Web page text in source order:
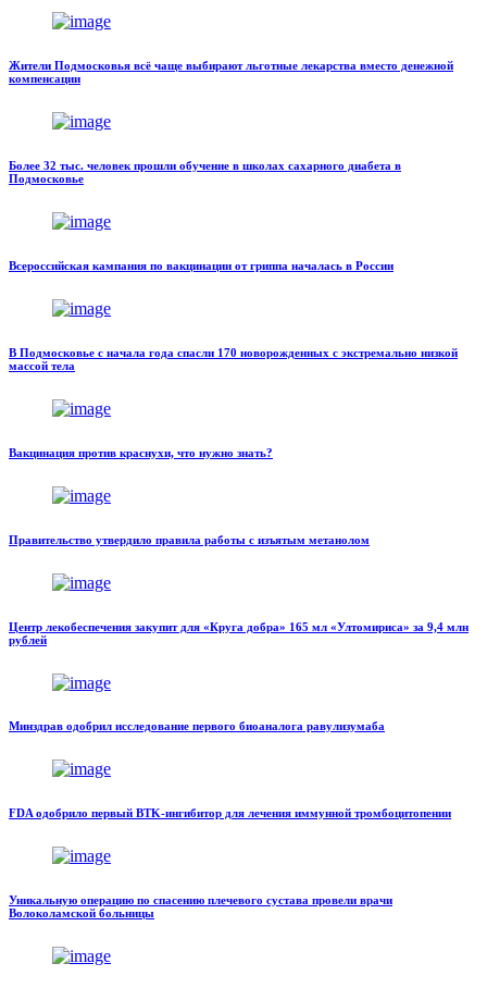
Жители Подмосковья всё чаще выбирают льготные лекарства вместо денежной
компенсации
Более 32 тыс. человек прошли обучение в школах сахарного диабета в
Подмосковье
Всероссийская кампания по вакцинации от гриппа началась в России
В Подмосковье с начала года спасли 170 новорожденных с экстремально низкой
массой тела
Вакцинация против краснухи, что нужно знать?
Правительство утвердило правила работы с изъятым метанолом
Центр лекобеспечения закупит для «Круга добра» 165 мл «Ултомириса» за 9,4 млн
рублей
Минздрав одобрил исследование первого биоаналога равулизумаба
FDA одобрило первый BTK-ингибитор для лечения иммунной тромбоцитопении
Уникальную операцию по спасению плечевого сустава провели врачи
Волоколамской больницы